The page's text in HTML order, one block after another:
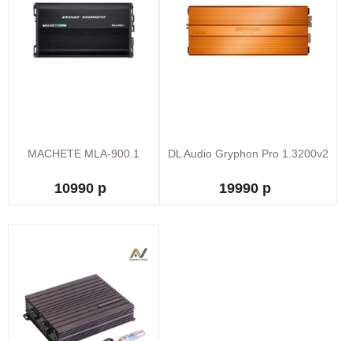
MACHETE MLA-900.1
10990 р
DL Audio Gryphon Pro 1.3200v2
19990 р